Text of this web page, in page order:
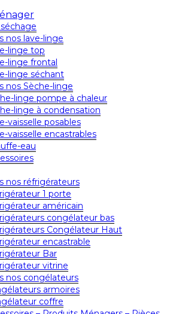
nos lave-linge
linge top
linge frontal
linge séchant
nos Sèche-linge
linge pompe à chaleur
linge à condensation
vaisselle posables
vaisselle encastrables
eau
nos réfrigérateurs
1 porte
américain
congélateur bas
Congélateur Haut
encastrable
Bar
vitrine
nos congélateurs
armoires
coffre